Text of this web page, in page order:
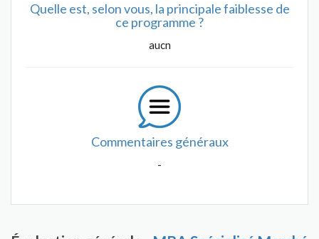
Quelle est, selon vous, la principale faiblesse de
ce programme ?
aucn
Commentaires généraux
-